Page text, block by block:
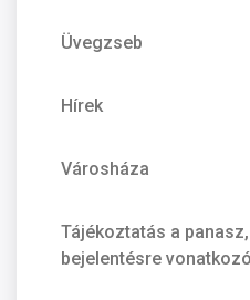
Üvegzseb
Hírek
Városháza
Tájékoztatás a
bejelentésre